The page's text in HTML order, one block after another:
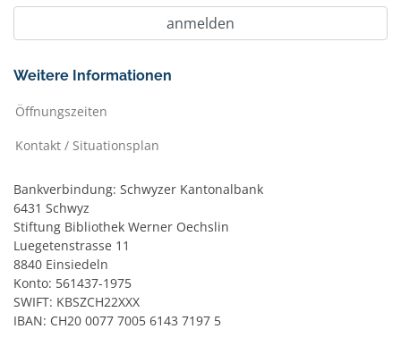
Weitere Informationen
Öffnungszeiten
Kontakt / Situationsplan
Bankverbindung: Schwyzer Kantonalbank
6431 Schwyz
Stiftung Bibliothek Werner Oechslin
Luegetenstrasse 11
8840 Einsiedeln
Konto: 561437-1975
SWIFT: KBSZCH22XXX
IBAN: CH20 0077 7005 6143 7197 5